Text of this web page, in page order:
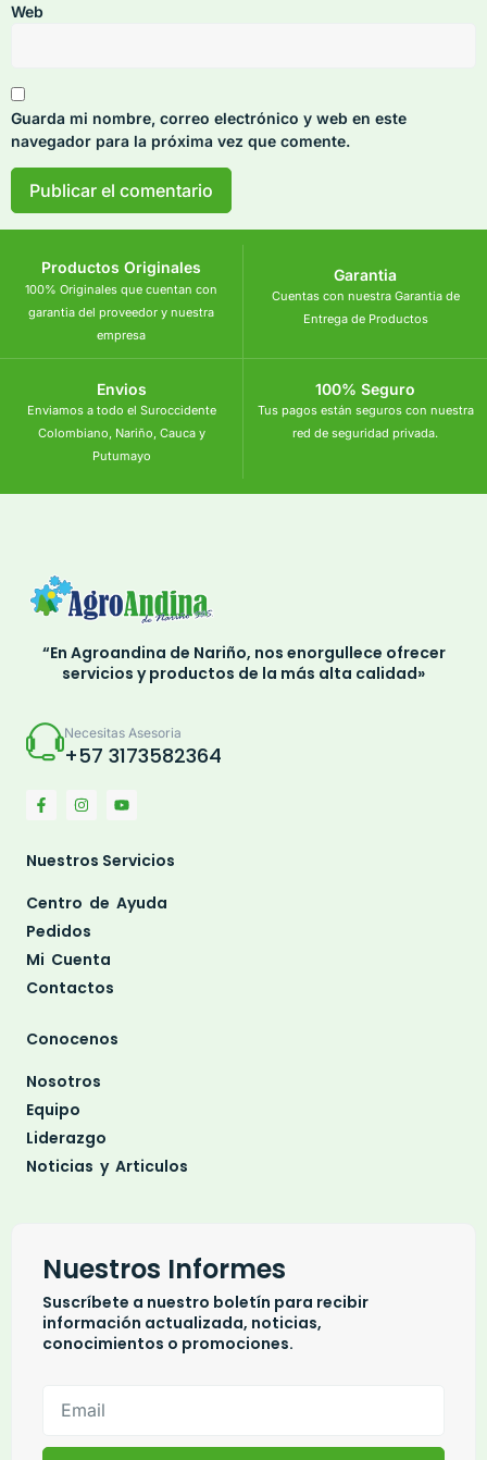
Web
Guarda mi nombre, correo electrónico y web en este
navegador para la próxima vez que comente.
Productos Originales
100% Originales que cuentan con
garantia del proveedor y nuestra
empresa
Garantia
Cuentas con nuestra Garantia de
Entrega de Productos
Envios
Enviamos a todo el Suroccidente
Colombiano, Nariño, Cauca y
Putumayo
100% Seguro
Tus pagos están seguros con nuestra
red de seguridad privada.
“En Agroandina de Nariño, nos enorgullece ofrecer
servicios y productos de la más alta calidad»
Necesitas Asesoria
+57 3173582364
Nuestros Servicios
Centro de Ayuda
Pedidos
Mi Cuenta
Contactos
Conocenos
Nosotros
Equipo
Liderazgo
Noticias y Articulos
Nuestros Informes
Suscríbete a nuestro boletín para recibir
información actualizada, noticias,
conocimientos o promociones.